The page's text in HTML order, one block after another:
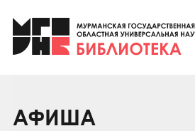
Клуб «Гиря и
Клуб «Семейный
Коллегам
АФИША